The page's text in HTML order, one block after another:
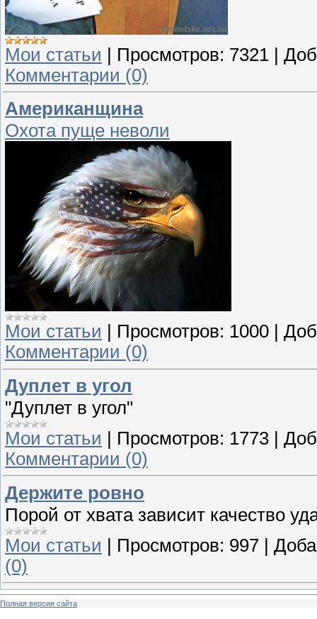
Мои статьи | Просмотров: 7321 |
Комментарии (0)
Американщина
Охота пуще неволи
Мои статьи Просмотров: 1000
Комментарии (0)
Дуплет в угол
"Дуплет в угол"
Мои статьи
Просмотров: 1773
Комментарии (0)
Держите ровно
Порой от хвата зависит качество
Мои статьи | Просмотров: 997 |
(0)
Полная версия сайта